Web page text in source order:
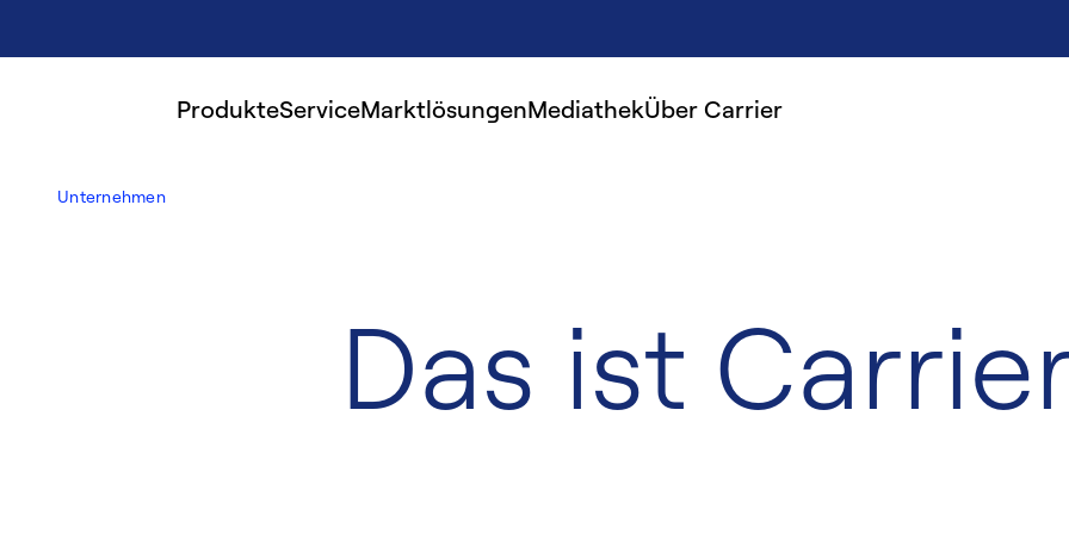
ProdukteServiceMarktlösungenMediathekÜber Carrier
Unternehmen
Das ist